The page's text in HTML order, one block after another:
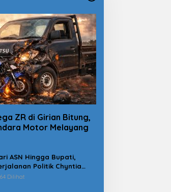
ZR di Girian Bitung,
Motor Melayang
ASN Hingga Bupati,
Politik Chyntia
Berujung Kasus
Dilihat